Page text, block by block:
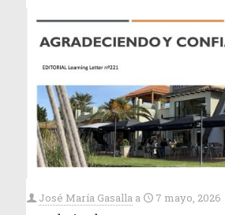
José María Gasalla a
7 mayo, 2026